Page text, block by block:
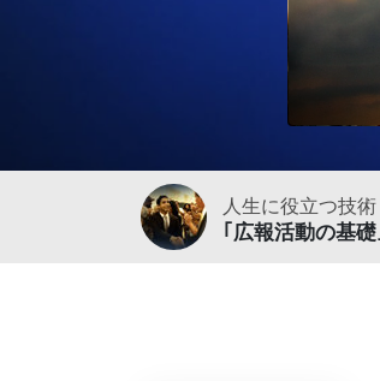
人生に役立つ技術
｢広報活動の基